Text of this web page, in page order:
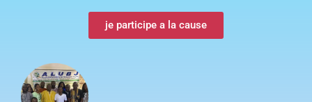
je participe a la cause